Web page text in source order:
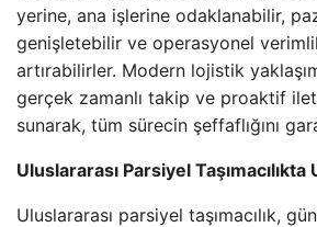
yerine, ana işlerine odaklanabilir,
genişletebilir ve operasyonel
artırabilirler. Modern lojistik
gerçek zamanlı takip ve proaktif
sunarak, tüm sürecin şeffaflığını
Uluslararası Parsiyel
Uluslararası parsiyel taşımacılık,